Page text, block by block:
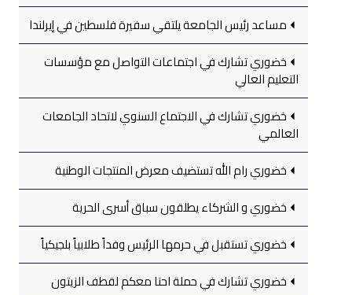
مساعد رئيس الجامعة يلتقي سفيرة فلسطين في إيرلندا
خضوري تشارك في اجتماعات التواصل مع مؤسسات
التعليم العالي
خضوري تشارك في الاجتماع السنوي لاتحاد الجامعات
العالمي
خضوري رام الله تستضيف معرض المنتجات الوطنية
خضوري و الشركاء يطلقون سباق أسرى الحرية
خضوري تستقبل في حرمها الرئيس وفداً طلابياً بلجيكياً
خضوري تشارك في حملة احنا معكم لقطف الزيتون